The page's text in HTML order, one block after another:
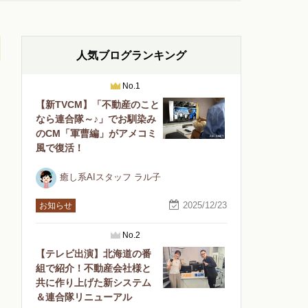
人気ブログランキング
No.1
【新TVCM】「不動産のこと
なら連合隊～♪」でお馴染み
のCM「軍曹編」がアメコミ
風で復活！
癒し系AIスタッフ ラル子
お知らせ 2025/12/23
No.2
【テレビ出演】北海道の番
組で紹介！不動産会社様と
共に作り上げた新システム
＆連合隊リニューアル